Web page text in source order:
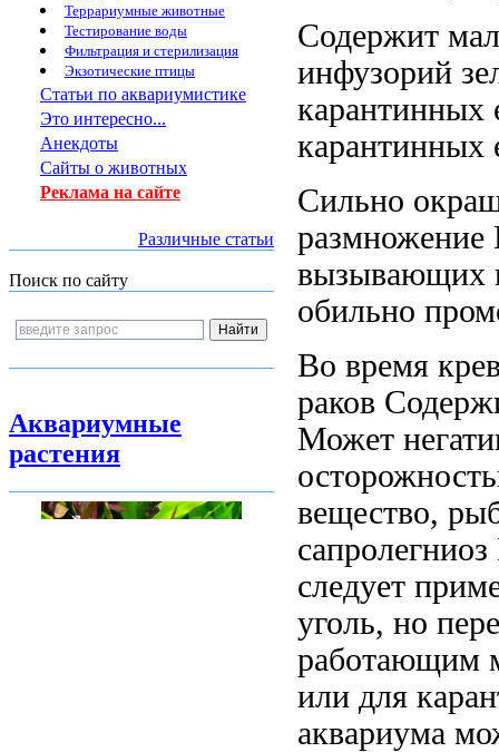
Террариумные животные
Тестирование воды
Фильтрация и стерилизация
Экзотические птицы
Статьи по аквариумистике
Это интересно...
Анекдоты
Сайты о животных
Реклама на сайте
Различные статьи
Поиск по сайту
Аквариумные
растения
Содержит
инфузорий
карантинных
карантинных
Сильно
размножение
вызывающих
обильно
Во время
раков
Может
вещество,
следует
уголь, но
работающим
или для
аквариума